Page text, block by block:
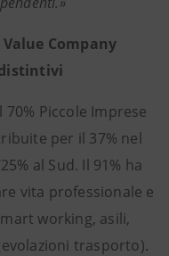
Company
Piccole Imprese
per il 37% nel
al Sud. Il 91% ha
vita professionale e
working, asili,
trasporto).